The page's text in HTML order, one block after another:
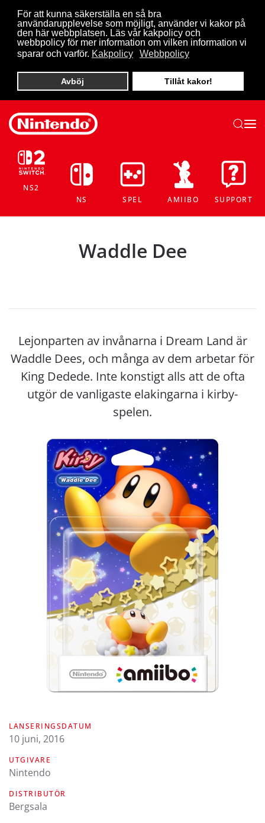
För att kunna säkerställa en så bra
användarupplevelse som möjligt, använder vi kakor på
den här webbplatsen. Läs vår kakpolicy och
webbpolicy för mer information om vilken information vi
sparar och varför. Kakpolicy Webbpolicy
Avböj Tillåt kakor!
Skip to main content
NS2
NS
SPEL AMIIBO SUPPORT
Waddle Dee
LANSERINGSDATUM
10 juni, 2016
UTGIVARE
Nintendo
DISTRIBUTÖR
Bergsala
Lejonparten av invånarna i Dream Land är
Waddle Dees, och många av dem arbetar för
King Dedede. Inte konstigt alls att de ofta
utgör de vanligaste elakingarna i kirby-
spelen.